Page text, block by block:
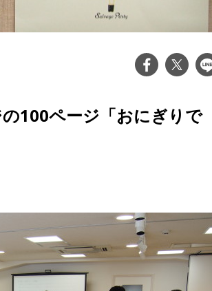
100ページ「おにぎりで